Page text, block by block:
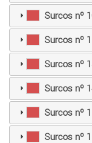
Surcos nº
Surcos nº
Surcos nº
Surcos nº
Surcos nº
Surcos nº